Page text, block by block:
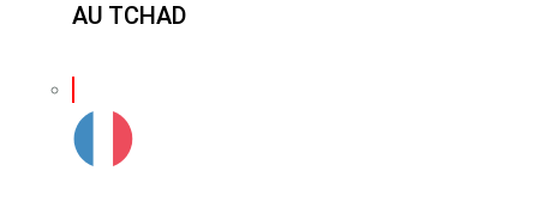
AU TCHAD